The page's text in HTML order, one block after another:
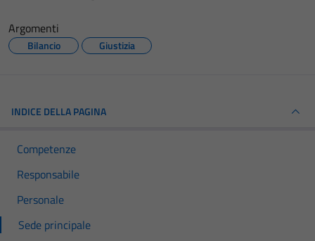
Argomenti
Bilancio Giustizia
INDICE DELLA PAGINA
Competenze
Responsabile
Personale
Sede principale